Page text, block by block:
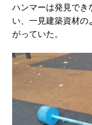
ハンマーは発見でき
い、一見建築資材
がっていた。